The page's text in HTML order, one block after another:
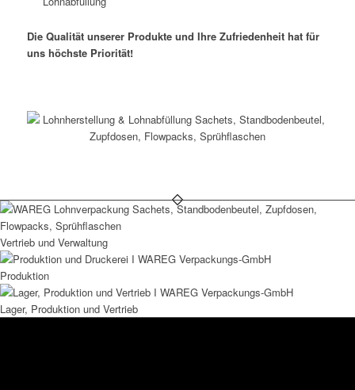
Die Qualität unserer Produkte und Ihre Zufriedenheit hat für
uns höchste Priorität!
Vertrieb und Verwaltung
Produktion
Lager, Produktion und Vertrieb